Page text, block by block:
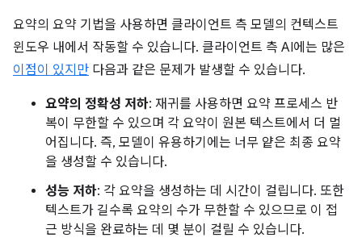
요약의 요약 기법을 사용하면 클라이언트 측 모델의 컨텍스트
윈도우 내에서 작동할 수 있습니다. 클라이언트 측 AI에는 많은
이점이 있지만 다음과 같은 문제가 발생할 수 있습니다.
요약의 정확성 저하: 재귀를 사용하면 요약 프로세스 반
복이 무한할 수 있으며 각 요약이 원본 텍스트에서 더 멀
어집니다. 즉, 모델이 유용하기에는 너무 얕은 최종 요약
을 생성할 수 있습니다.
성능 저하: 각 요약을 생성하는 데 시간이 걸립니다. 또한
텍스트가 길수록 요약의 수가 무한할 수 있으므로 이 접
근 방식을 완료하는 데 몇 분이 걸릴 수 있습니다.